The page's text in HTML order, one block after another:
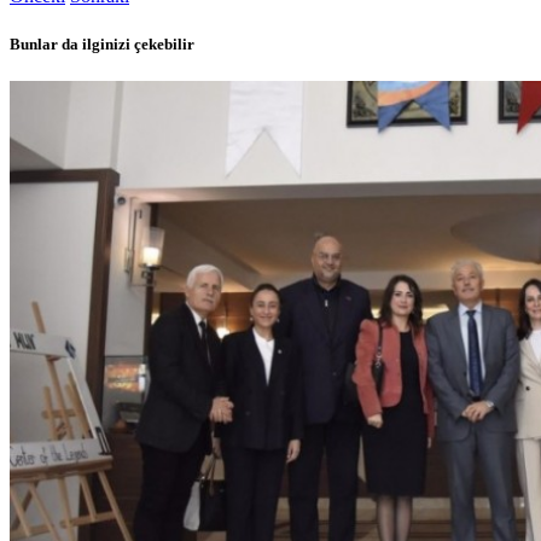
Bunlar da ilginizi çekebilir